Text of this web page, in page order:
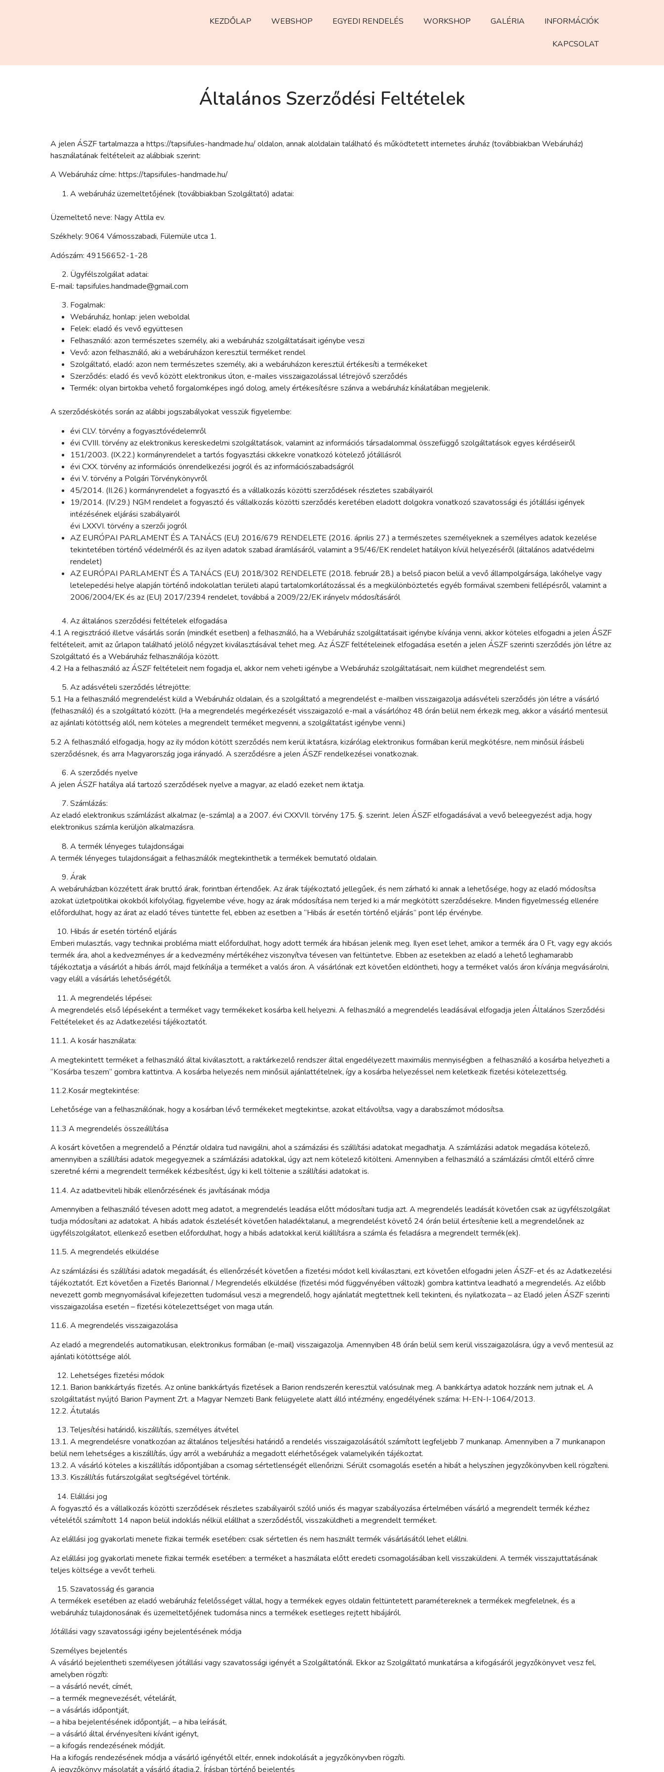
KEZDŐLAP WEBSHOP EGYEDI RENDELÉS WORKSHOP GALÉRIA INFORMÁCIÓK
KAPCSOLAT
Általános Szerződési Feltételek
A jelen ÁSZF tartalmazza a https://tapsifules-handmade.hu/ oldalon, annak aloldalain található és működtetett internetes áruház (továbbiakban Webáruház)
használatának feltételeit az alábbiak szerint:
A Webáruház címe: https://tapsifules-handmade.hu/
A webáruház üzemeltetőjének (továbbiakban Szolgáltató) adatai:
Üzemeltető neve: Nagy Attila ev.
Székhely: 9064 Vámosszabadi, Fülemüle utca 1.
Adószám: 49156652-1-28
Ügyfélszolgálat adatai:
E-mail: tapsifules.handmade@gmail.com
Fogalmak:
Webáruház, honlap: jelen weboldal
Felek: eladó és vevő együttesen
Felhasználó: azon természetes személy, aki a webáruház szolgáltatásait igénybe veszi
Vevő: azon felhasználó, aki a webáruházon keresztül terméket rendel
Szolgáltató, eladó: azon nem természetes személy, aki a webáruházon keresztül értékesíti a termékeket
Szerződés: eladó és vevő között elektronikus úton, e-mailes visszaigazolással létrejövő szerződés
Termék: olyan birtokba vehető forgalomképes ingó dolog, amely értékesítésre szánva a webáruház kínálatában megjelenik.
A szerződéskötés során az alábbi jogszabályokat vesszük figyelembe:
évi CLV. törvény a fogyasztóvédelemről
évi CVIII. törvény az elektronikus kereskedelmi szolgáltatások, valamint az információs társadalommal összefüggő szolgáltatások egyes kérdéseiről
151/2003. (IX.22.) kormányrendelet a tartós fogyasztási cikkekre vonatkozó kötelező jótállásról
évi CXX. törvény az információs önrendelkezési jogról és az információszabadságról
évi V. törvény a Polgári Törvénykönyvről
45/2014. (II.26.) kormányrendelet a fogyasztó és a vállalkozás közötti szerződések részletes szabályairól
19/2014. (IV.29.) NGM rendelet a fogyasztó és vállalkozás közötti szerződés keretében eladott dolgokra vonatkozó szavatossági és jótállási igények
intézésének eljárási szabályairól
évi LXXVI. törvény a szerzői jogról
AZ EURÓPAI PARLAMENT ÉS A TANÁCS (EU) 2016/679 RENDELETE (2016. április 27.) a természetes személyeknek a személyes adatok kezelése
tekintetében történő védelméről és az ilyen adatok szabad áramlásáról, valamint a 95/46/EK rendelet hatályon kívül helyezéséről (általános adatvédelmi
rendelet)
AZ EURÓPAI PARLAMENT ÉS A TANÁCS (EU) 2018/302 RENDELETE (2018. február 28.) a belső piacon belül a vevő állampolgársága, lakóhelye vagy
letelepedési helye alapján történő indokolatlan területi alapú tartalomkorlátozással és a megkülönböztetés egyéb formáival szembeni fellépésről, valamint a
2006/2004/EK és az (EU) 2017/2394 rendelet, továbbá a 2009/22/EK irányelv módosításáról
Az általános szerződési feltételek elfogadása
4.1 A regisztráció illetve vásárlás során (mindkét esetben) a felhasználó, ha a Webáruház szolgáltatásait igénybe kívánja venni, akkor köteles elfogadni a jelen ÁSZF
feltételeit, amit az űrlapon található jelölő négyzet kiválasztásával tehet meg. Az ÁSZF feltételeinek elfogadása esetén a jelen ÁSZF szerinti szerződés jön létre az
Szolgáltató és a Webáruház felhasználója között.
4.2 Ha a felhasználó az ÁSZF feltételeit nem fogadja el, akkor nem veheti igénybe a Webáruház szolgáltatásait, nem küldhet megrendelést sem.
Az adásvételi szerződés létrejötte:
5.1 Ha a felhasználó megrendelést küld a Webáruház oldalain, és a szolgáltató a megrendelést e-mailben visszaigazolja adásvételi szerződés jön létre a vásárló
(felhasználó) és a szolgáltató között. (Ha a megrendelés megérkezését visszaigazoló e-mail a vásárlóhoz 48 órán belül nem érkezik meg, akkor a vásárló mentesül
az ajánlati kötöttség alól, nem köteles a megrendelt terméket megvenni, a szolgáltatást igénybe venni.)
5.2 A felhasználó elfogadja, hogy az ily módon kötött szerződés nem kerül iktatásra, kizárólag elektronikus formában kerül megkötésre, nem minősül írásbeli
szerződésnek, és arra Magyarország joga irányadó. A szerződésre a jelen ÁSZF rendelkezései vonatkoznak.
A szerződés nyelve
A jelen ÁSZF hatálya alá tartozó szerződések nyelve a magyar, az eladó ezeket nem iktatja.
Számlázás:
Az eladó elektronikus számlázást alkalmaz (e-számla) a a 2007. évi CXXVII. törvény 175. §. szerint. Jelen ÁSZF elfogadásával a vevő beleegyezést adja, hogy
elektronikus számla kerüljön alkalmazásra.
A termék lényeges tulajdonságai
A termék lényeges tulajdonságait a felhasználók megtekinthetik a termékek bemutató oldalain.
Árak
A webáruházban közzétett árak bruttó árak, forintban értendőek. Az árak tájékoztató jellegűek, és nem zárható ki annak a lehetősége, hogy az eladó módosítsa
azokat üzletpolitikai okokból kifolyólag, figyelembe véve, hogy az árak módosítása nem terjed ki a már megkötött szerződésekre. Minden figyelmesség ellenére
előfordulhat, hogy az árat az eladó téves tüntette fel, ebben az esetben a “Hibás ár esetén történő eljárás” pont lép érvénybe.
Hibás ár esetén történő eljárás
Emberi mulasztás, vagy technikai probléma miatt előfordulhat, hogy adott termék ára hibásan jelenik meg. Ilyen eset lehet, amikor a termék ára 0 Ft, vagy egy akciós
termék ára, ahol a kedvezményes ár a kedvezmény mértékéhez viszonyítva tévesen van feltüntetve. Ebben az esetekben az eladó a lehető leghamarabb
tájékoztatja a vásárlót a hibás árról, majd felkínálja a terméket a valós áron. A vásárlónak ezt követően eldöntheti, hogy a terméket valós áron kívánja megvásárolni,
vagy eláll a vásárlás lehetőségétől.
A megrendelés lépései:
A megrendelés első lépéseként a terméket vagy termékeket kosárba kell helyezni. A felhasználó a megrendelés leadásával elfogadja jelen Általános Szerződési
Feltételeket és az Adatkezelési tájékoztatót.
11.1. A kosár használata:
A megtekintett terméket a felhasználó által kiválasztott, a raktárkezelő rendszer által engedélyezett maximális mennyiségben a felhasználó a kosárba helyezheti a
“Kosárba teszem” gombra kattintva. A kosárba helyezés nem minősül ajánlattételnek, így a kosárba helyezéssel nem keletkezik fizetési kötelezettség.
11.2.Kosár megtekintése:
Lehetősége van a felhasználónak, hogy a kosárban lévő termékeket megtekintse, azokat eltávolítsa, vagy a darabszámot módosítsa.
11.3 A megrendelés összeállítása
A kosárt követően a megrendelő a Pénztár oldalra tud navigálni, ahol a számázási és szállítási adatokat megadhatja. A számlázási adatok megadása kötelező,
amennyiben a szállítási adatok megegyeznek a számlázási adatokkal, úgy azt nem kötelező kitölteni. Amennyiben a felhasználó a számlázási címtől eltérő címre
szeretné kérni a megrendelt termékek kézbesítést, úgy ki kell töltenie a szállítási adatokat is.
11.4. Az adatbeviteli hibák ellenőrzésének és javításának módja
Amennyiben a felhasználó tévesen adott meg adatot, a megrendelés leadása előtt módosítani tudja azt. A megrendelés leadását követően csak az ügyfélszolgálat
tudja módosítani az adatokat. A hibás adatok észlelését követően haladéktalanul, a megrendelést követő 24 órán belül értesítenie kell a megrendelőnek az
ügyfélszolgálatot, ellenkező esetben előfordulhat, hogy a hibás adatokkal kerül kiállításra a számla és feladásra a megrendelt termék(ek).
11.5. A megrendelés elküldése
Az számlázási és szállítási adatok megadását, és ellenőrzését követően a fizetési módot kell kiválasztani, ezt követően elfogadni jelen ÁSZF-et és az Adatkezelési
tájékoztatót. Ezt követően a Fizetés Barionnal / Megrendelés elküldése (fizetési mód függvényében változik) gombra kattintva leadható a megrendelés. Az előbb
nevezett gomb megnyomásával kifejezetten tudomásul veszi a megrendelő, hogy ajánlatát megtettnek kell tekinteni, és nyilatkozata – az Eladó jelen ÁSZF szerinti
visszaigazolása esetén – fizetési kötelezettséget von maga után.
11.6. A megrendelés visszaigazolása
Az eladó a megrendelés automatikusan, elektronikus formában (e-mail) visszaigazolja. Amennyiben 48 órán belül sem kerül visszaigazolásra, úgy a vevő mentesül az
ajánlati kötöttsége alól.
Lehetséges fizetési módok
12.1. Barion bankkártyás fizetés. Az online bankkártyás fizetések a Barion rendszerén keresztül valósulnak meg. A bankkártya adatok hozzánk nem jutnak el. A
szolgáltatást nyújtó Barion Payment Zrt. a Magyar Nemzeti Bank felügyelete alatt álló intézmény, engedélyének száma: H-EN-I-1064/2013.
12.2. Átutalás
Teljesítési határidő, kiszállítás, személyes átvétel
13.1. A megrendelésre vonatkozóan az általános teljesítési határidő a rendelés visszaigazolásától számított legfeljebb 7 munkanap. Amennyiben a 7 munkanapon
belül nem lehetséges a kiszállítás, úgy arról a webáruház a megadott elérhetőségek valamelyikén tájékoztat.
13.2. A vásárló köteles a kiszállítás időpontjában a csomag sértetlenségét ellenőrizni. Sérült csomagolás esetén a hibát a helyszínen jegyzőkönyvben kell rögzíteni.
13.3. Kiszállítás futárszolgálat segítségével történik.
Elállási jog
A fogyasztó és a vállalkozás közötti szerződések részletes szabályairól szóló uniós és magyar szabályozása értelmében vásárló a megrendelt termék kézhez
vételétől számított 14 napon belül indoklás nélkül elállhat a szerződéstől, visszaküldheti a megrendelt terméket.
Az elállási jog gyakorlati menete fizikai termék esetében: csak sértetlen és nem használt termék vásárlásától lehet elállni.
Az elállási jog gyakorlati menete fizikai termék esetében: a terméket a használata előtt eredeti csomagolásában kell visszaküldeni. A termék visszajuttatásának
teljes költsége a vevőt terheli.
Szavatosság és garancia
A termékek esetében az eladó webáruház felelősséget vállal, hogy a termékek egyes oldalin feltüntetett paramétereknek a termékek megfelelnek, és a
webáruház tulajdonosának és üzemeltetőjének tudomása nincs a termékek esetleges rejtett hibájáról.
Jótállási vagy szavatossági igény bejelentésének módja
Személyes bejelentés
A vásárló bejelentheti személyesen jótállási vagy szavatossági igényét a Szolgáltatónál. Ekkor az Szolgáltató munkatársa a kifogásáról jegyzőkönyvet vesz fel,
amelyben rögzíti:
– a vásárló nevét, címét,
– a termék megnevezését, vételárát,
– a vásárlás időpontját,
– a hiba bejelentésének időpontját, – a hiba leírását,
– a vásárló által érvényesíteni kívánt igényt,
– a kifogás rendezésének módját.
Ha a kifogás rendezésének módja a vásárló igényétől eltér, ennek indokolását a jegyzőkönyvben rögzíti.
A jegyzőkönyv másolatát a vásárló átadja.2. Írásban történő bejelentés